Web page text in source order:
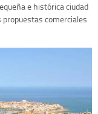
e histórica ciudad
comerciales